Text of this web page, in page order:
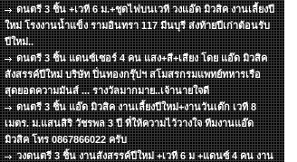
ดนตรี 3 ชิ้น +เวที 6 ม.+ชุดไฟบนเวที วงแอ๊ด มิวสิค งานเลี้ยงปี
ใหม่ โรงงานน้ำแข็ง รามอินทรา 117 มีนบุรี ส่งท้ายปีเก่าต้อนรับ
ปีใหม่..
ดนตรี 3 ชิ้น แดนซ์เซอร์ 4 คน แสง+สี+เสียง โดย แอ๊ด มิวสิค
สังสรรค์ปีใหม่ บริษัท ปิ่นทองกรุ๊ปฯ สโมสรกรมแพทย์ทหารเรือ
สุดยอดความมันส์ ... รางวัลมากมาย..เจ้านายใจดี
ดนตรี 3 ชิ้น แอ๊ด มิวสิค งานเลี้ยงปีใหม่+งานวันเด๊ก เวที 8
เมตร. ม.แสนสิริ วัชรพล 3 ปี ที่ให้ความไว้วางใจ ทีมงานแอ๊ด
มิวสิค โทร 0867866022 ครับ
วงดนตรี 3 ชิ้น งานสังสรรค์ปีใหม่ +เวที 6 ม +แดนซ์ 4 คน งาน